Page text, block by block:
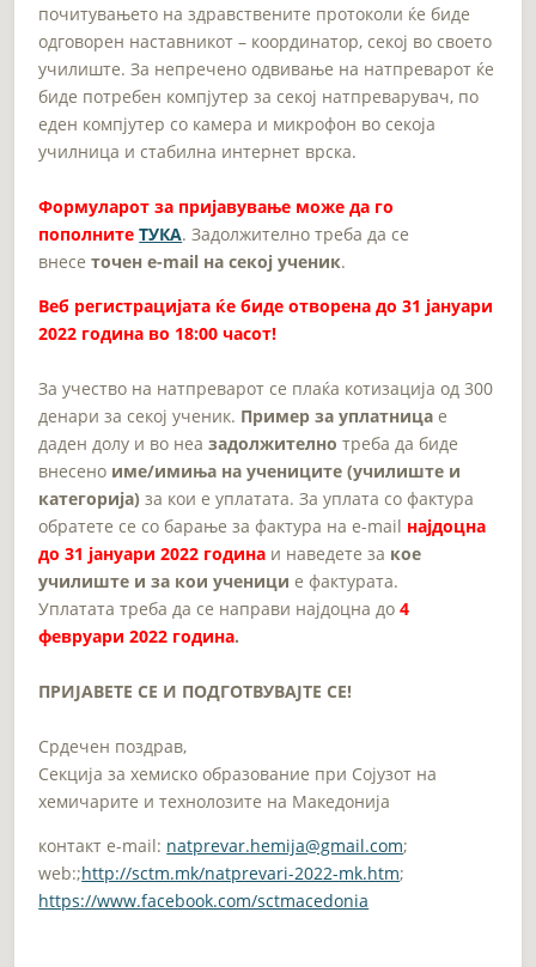
почитувањето на здравствените протоколи ќе биде
одговорен наставникот – координатор, секој во своето
училиште. За непречено одвивање на натпреварот ќе
биде потребен компјутер за секој натпреварувач, по
еден компјутер со камера и микрофон во секоја
училница и стабилна интернет врска.
Формуларот за пријавување може да го
пополните ТУКА. Задолжително треба да се
внесеточен e-mail на секој ученик.
Веб регистрацијата ќе биде отворена до 31 јануари
2022 година во 18:00 часот!
За учество на натпреварот се плаќа котизација од 300
денари за секој ученик. Пример за уплатница е
даден долу и во неазадолжително треба да биде
внесено име/имиња на учениците (училиште и
категорија) за кои е уплатата. За уплата со фактура
обратете се со барање за фактура на e-mail најдоцна
до 31 јануари 2022 година и наведете за кое
училиште и за кои ученици е фактурата.
Уплатата треба да се направи најдоцна до4
февруари 2022 година.
ПРИЈАВЕТЕ СЕ И ПОДГОТВУВАЈТЕ СЕ!
Срдечен поздрав,
Секција за хемиско образование при Сојузот на
хемичарите и технолозите на Македонија
контакт e-mail: natprevar.hemija@gmail.com;
web:;http://sctm.mk/natprevari-2022-mk.htm;
https://www.facebook.com/sctmacedonia